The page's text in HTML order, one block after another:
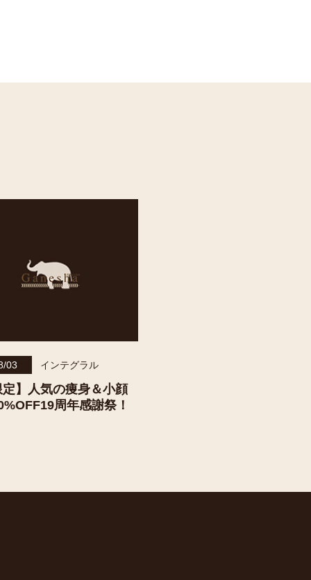
03 インテグラル
定】人気の痩身＆小顔
周年感謝祭！